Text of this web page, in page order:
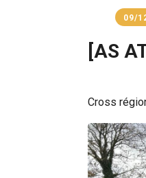
09/
[AS
Cross